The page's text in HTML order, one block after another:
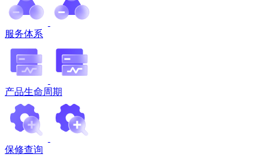
服务体系
产品生命周期
保修查询